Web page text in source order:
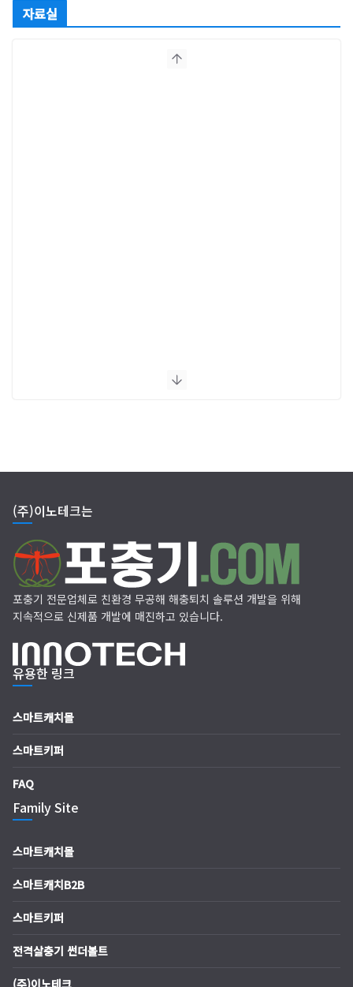
자료실
(주)이노테크는
포충기 전문업체로 친환경 무공해 해충퇴치 솔루션 개발을 위해
지속적으로 신제품 개발에 매진하고 있습니다.
유용한 링크
스마트캐치몰
스마트키퍼
FAQ
Family Site
스마트캐치몰
스마트캐치B2B
스마트키퍼
전격살충기 썬더볼트
(주)이노테크